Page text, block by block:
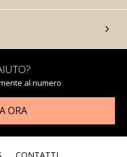
al numero
ORA